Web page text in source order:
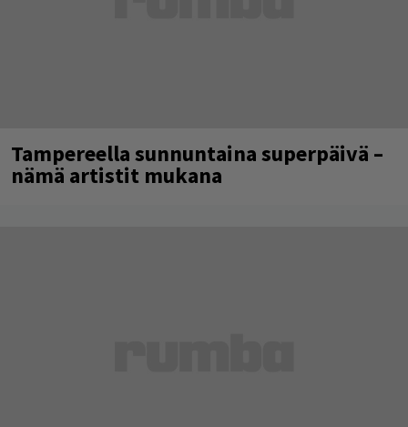
Tampereella sunnuntaina superpäivä –
nämä artistit mukana